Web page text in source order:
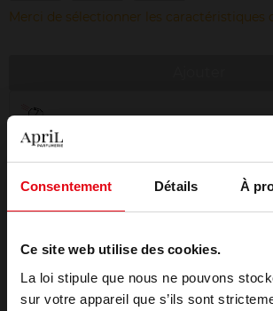
Consentement Détails À
Ce site web utilise des cookies.
La loi stipule que nous ne pouvons
sur votre appareil que s’ils sont
Merci de sélectionner les caractéristiques
Emballage cadeau offert
Description